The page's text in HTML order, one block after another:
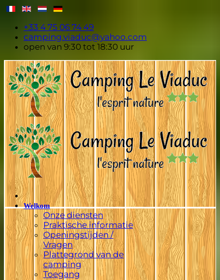
+33 4 75 06 74 49
camping.viaduc@yahoo.com
open van 9:30 tot 18:30 uur
Welkom
Onze diensten
Praktische informatie
Openingstijden /
Vragen
Plattegrond van de
camping
Toegang